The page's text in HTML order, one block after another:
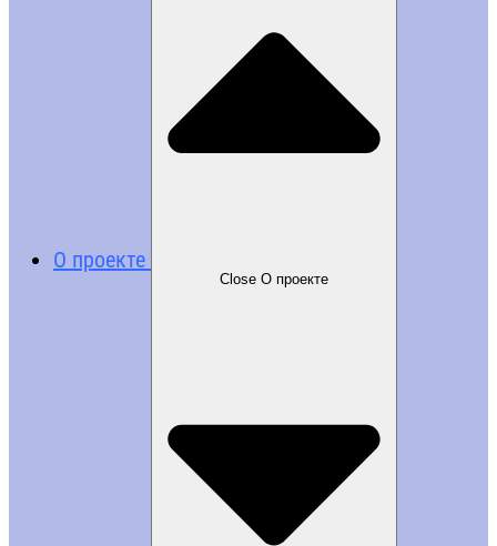
О проекте
Close О проекте